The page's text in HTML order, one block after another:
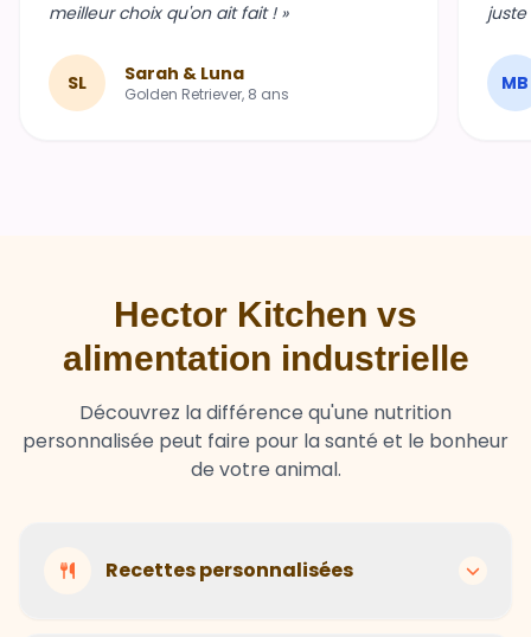
meilleur choix qu'on ait fait ! »
SL Sarah & Luna
Golden Retriever, 8 ans MB
Hector Kitchen vs
alimentation industrielle
Découvrez la différence qu'une nutrition
personnalisée peut faire pour la santé et le bonheur
de votre animal.
Recettes personnalisées